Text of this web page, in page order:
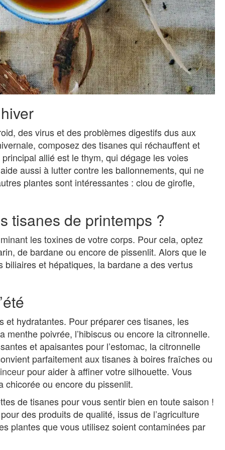
des virus et des problèmes digestifs dus aux
composez des tisanes qui réchauffent et
allié est le thym, qui dégage les voies
aussi à lutter contre les ballonnements, qui ne
plantes sont intéressantes : clou de girofle,
tisanes de printemps ?
les toxines de votre corps. Pour cela, optez
de bardane ou encore de pissenlit. Alors que le
et hépatiques, la bardane a des vertus
et hydratantes. Pour préparer ces tisanes, les
poivrée, l’hibiscus ou encore la citronnelle.
et apaisantes pour l’estomac, la citronnelle
parfaitement aux tisanes à boires fraîches ou
pour aider à affiner votre silhouette. Vous
chicorée ou encore du pissenlit.
de tisanes pour vous sentir bien en toute saison !
des produits de qualité, issus de l’agriculture
plantes que vous utilisez soient contaminées par